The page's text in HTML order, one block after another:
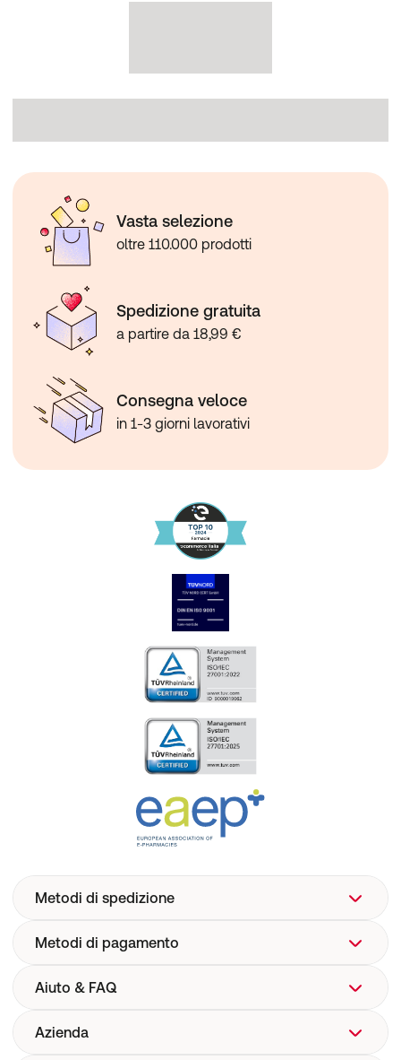
Vasta selezione
oltre 110.000 prodotti
Spedizione gratuita
a partire da 18,99 €
Consegna veloce
in 1-3 giorni lavorativi
Metodi di spedizione
Metodi di pagamento
Aiuto & FAQ
Aiuto
Azienda